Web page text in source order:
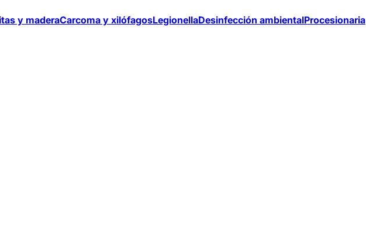
y maderaCarcoma y xilófagosLegionellaDesinfección ambientalProcesionaria